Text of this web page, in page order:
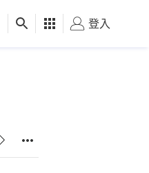
健康 好食玩飛
登入